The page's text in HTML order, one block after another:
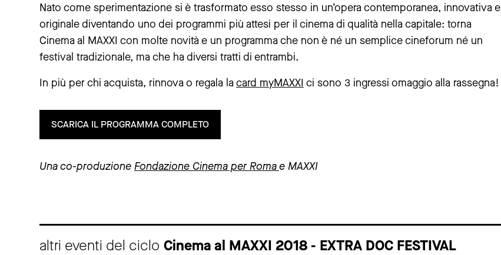
Nato come sperimentazione si è trasformato esso stesso in un’opera contemporanea, innovativa e
originale diventando uno dei programmi più attesi per il cinema di qualità nella capitale: torna
Cinema al MAXXI con molte novità e un programma che non è né un semplice cineforum né un
festival tradizionale, ma che ha diversi tratti di entrambi.
In più per chi acquista, rinnova o regala la card myMAXXI ci sono 3 ingressi omaggio alla rassegna!
SCARICA IL PROGRAMMA COMPLETO
Una co-produzione Fondazione Cinema per Romae MAXXI
altri eventi del ciclo Cinema al MAXXI 2018 - EXTRA DOC FESTIVAL